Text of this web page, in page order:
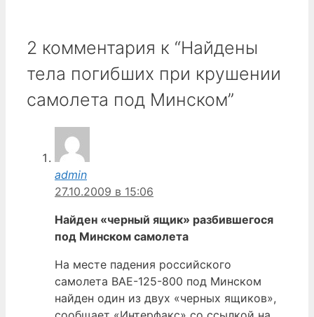
2 комментария к “Найдены
тела погибших при крушении
самолета под Минском”
admin
27.10.2009 в 15:06
Найден «черный ящик» разбившегося
под Минском самолета
На месте падения российского
самолета BAE-125-800 под Минском
найден один из двух «черных ящиков»,